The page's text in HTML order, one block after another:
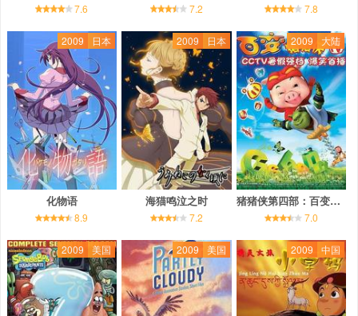
7.6 7.2 7.8
2009 日本
化物语
8.9
2009 日本
海猫鸣泣之时
7.2
2009 大陆
猪猪侠第四部：百变猪猪侠
7.0
2009 美国 2009 美国 2009 中国